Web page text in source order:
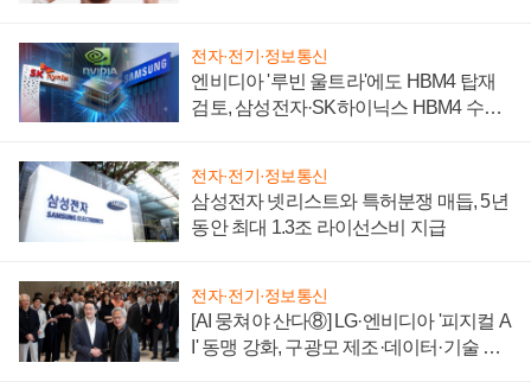
전자·전기·정보통신
엔비디아 '루빈 울트라'에도 HBM4 탑재
검토, 삼성전자·SK하이닉스 HBM4 수율
전자·전기·정보통신
삼성전자 넷리스트와 특허분쟁 매듭, 5년
동안 최대 1.3조 라이선스비 지급
전자·전기·정보통신
[AI 뭉쳐야 산다⑧] LG·엔비디아 '피지컬 A
I' 동맹 강화, 구광모 제조·데이터·기술 결